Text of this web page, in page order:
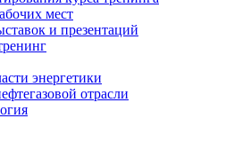
мест
и презентаций
энергетики
отрасли